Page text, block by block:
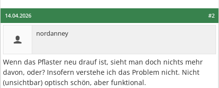
#2
14.04.2026
nordanney
Wenn das Pflaster neu drauf ist, sieht man doch nichts mehr
davon, oder? Insofern verstehe ich das Problem nicht. Nicht
(unsichtbar) optisch schön, aber funktional.